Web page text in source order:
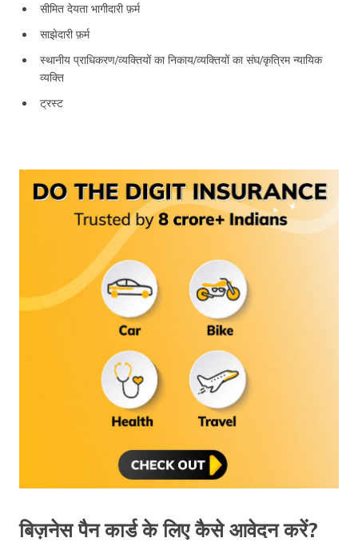
सीमित देयता भागीदारी फ़र्म
साझेदारी फ़र्म
स्थानीय प्राधिकरण/व्यक्तियों का निकाय/व्यक्तियों का संघ/कृत्रिम न्यायिक
व्यक्ति
ट्रस्ट
बिज़नेस पैन कार्ड के लिए कैसे आवेदन करें?